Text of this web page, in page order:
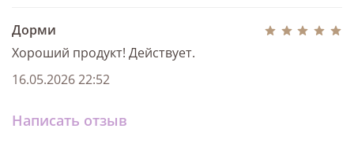
Дорми
Хороший продукт! Действует.
16.05.2026 22:52
Написать отзыв